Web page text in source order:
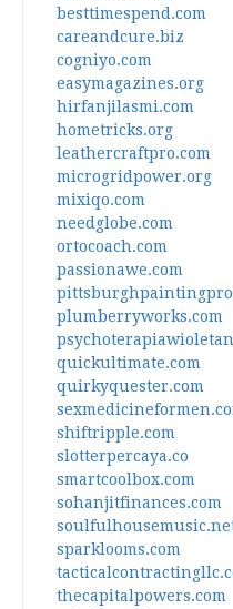
besttimespend.com
careandcure.biz
cogniyo.com
easymagazines.org
hirfanjilasmi.com
hometricks.org
leathercraftpro.com
microgridpower.org
mixiqo.com
needglobe.com
ortocoach.com
passionawe.com
plumberryworks.com
quickultimate.com
quirkyquester.com
shiftripple.com
slotterpercaya.co
smartcoolbox.com
sohanjitfinances.com
sparklooms.com
thecapitalpowers.com